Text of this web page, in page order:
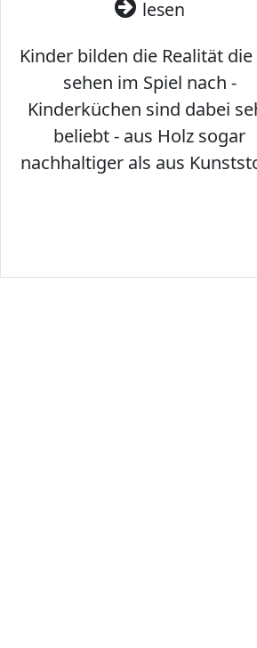
lesen
Kinder bilden die Realität die
sehen im Spiel nach -
Kinderküchen sind dabei
beliebt - aus Holz sogar
nachhaltiger als aus